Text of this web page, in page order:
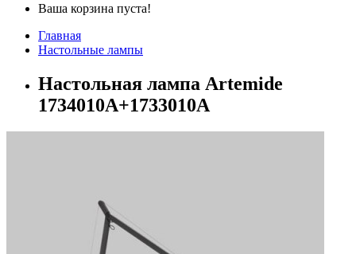
Ваша корзина пуста!
Главная
Настольные лампы
Настольная лампа Artemide
1734010A+1733010A